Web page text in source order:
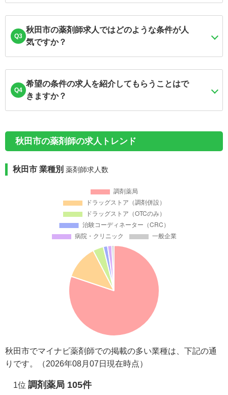
Q3
秋田市の薬剤師求人ではどのような条件が人
気ですか？
Q4
希望の条件の求人を紹介してもらうことはで
きますか？
秋田市の薬剤師の求人トレンド
秋田市 業種別 薬剤師求人数
秋田市でマイナビ薬剤師での掲載の多い業種は、下記の通
りです。（2026年08月07日現在時点）
1位 調剤薬局 105件